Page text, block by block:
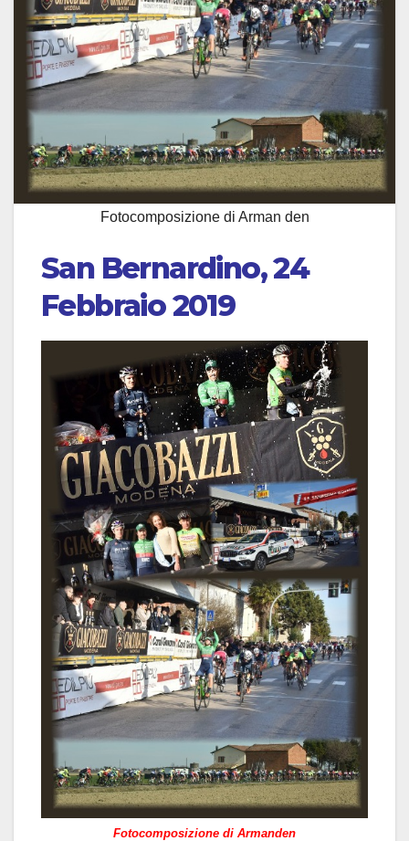
Fotocomposizione di Arman den
San Bernardino, 24
Febbraio 2019
Fotocomposizione di Armanden